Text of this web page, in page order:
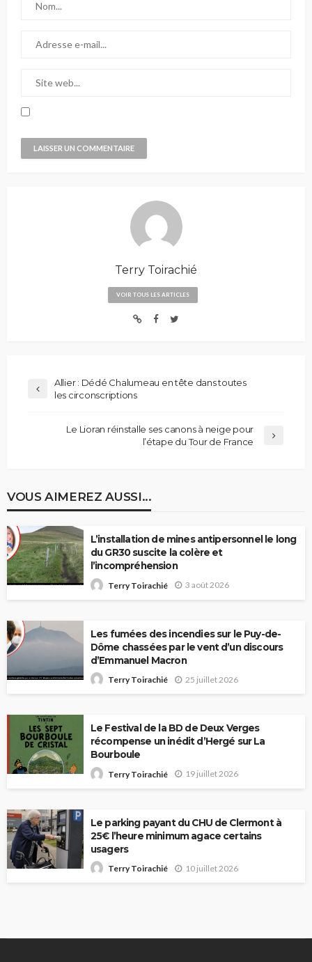
Terry Toirachié
VOIR TOUS LES ARTICLES
Allier : Dédé Chalumeau en tête dans toutes
les circonscriptions
Le Lioran réinstalle ses canons à neige pour
l’étape du Tour de France
VOUS AIMEREZ AUSSI...
L’installation de mines antipersonnel le long
du GR30 suscite la colère et
l’incompréhension
Terry Toirachié 3 août 2026
Les fumées des incendies sur le Puy-de-
Dôme chassées par le vent d’un discours
d’Emmanuel Macron
Terry Toirachié 25 juillet 2026
Le Festival de la BD de Deux Verges
récompense un inédit d’Hergé sur La
Bourboule
Terry Toirachié 19 juillet 2026
Le parking payant du CHU de Clermont à
25€ l’heure minimum agace certains
usagers
Terry Toirachié 10 juillet 2026